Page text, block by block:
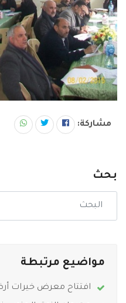
مشاركة:
بحث
مواضيع مرتبطة
افتتاح معرض خيرات